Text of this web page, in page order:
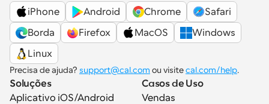
iPhone
Android Chrome
Safari
Borda
Firefox MacOS
Windows
Linux
Precisa de ajuda? support@cal.com ou visite cal.com/help.
Soluções
Aplicativo iOS/Android
Casos de Uso
Vendas